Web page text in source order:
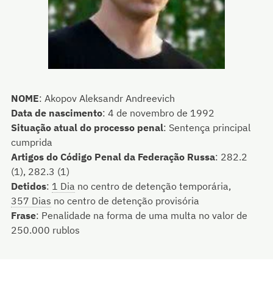
NOME: Akopov Aleksandr Andreevich
Data de nascimento: 4 de novembro de 1992
Situação atual do processo penal: Sentença principal
cumprida
Artigos do Código Penal da Federação Russa: 282.2
(1), 282.3 (1)
Detidos: 1 Dia no centro de detenção temporária,
357 Dias no centro de detenção provisória
Frase: Penalidade na forma de uma multa no valor de
250.000 rublos